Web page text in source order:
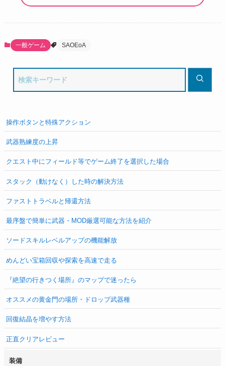
一般ゲーム SAOEoA
操作ボタンと特殊アクション
武器熟練度の上昇
クエスト中にフィールド等でゲーム終了を選択した場合
スタック（動けなく）した時の解決方法
ファストトラベルと帰還方法
最序盤で簡単に武器・MOD厳選可能な方法を紹介
ソードスキルレベルアップの機能解放
めんどい宝箱回収や探索を高速で走る
『絶望の行きつく場所』のマップで迷ったら
オススメの黄金門の場所・ドロップ武器種
回復結晶を増やす方法
正直クリアレビュー
装備